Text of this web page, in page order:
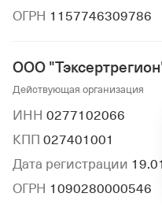
ОГРН 1157746309786
ООО
Действующая организация
ИНН 0277102066
КПП 027401001
Дата регистрации
ОГРН 1090280000546